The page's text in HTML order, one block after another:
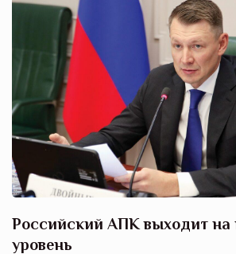
Российский АПК выходит на
уровень